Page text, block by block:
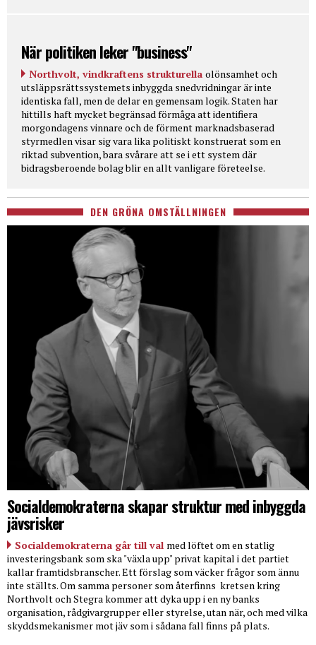
När politiken leker "business"
Northvolt, vindkraftens strukturella olönsamhet och
utsläppsrättssystemets inbyggda snedvridningar är inte
identiska fall, men de delar en gemensam logik. Staten har
hittills haft mycket begränsad förmåga att identifiera
morgondagens vinnare och de förment marknadsbaserad
styrmedlen visar sig vara lika politiskt konstruerat som en
riktad subvention, bara svårare att se i ett system där
bidragsberoende bolag blir en allt vanligare företeelse.
DEN GRÖNA OMSTÄLLNINGEN
Socialdemokraterna skapar struktur med inbyggda
jävsrisker
Socialdemokraterna går till val med löftet om en statlig
investeringsbank som ska "växla upp" privat kapital i det partiet
kallar framtidsbranscher. Ett förslag som väcker frågor som ännu
inte ställts. Om samma personer som återfinns kretsen kring
Northvolt och Stegra kommer att dyka upp i en ny banks
organisation, rådgivargrupper eller styrelse, utan när, och med vilka
skyddsmekanismer mot jäv som i sådana fall finns på plats.